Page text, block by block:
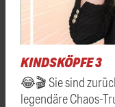
KINDSKÖPFE 3
😂🎬 Sie sind
legendäre Chaos-